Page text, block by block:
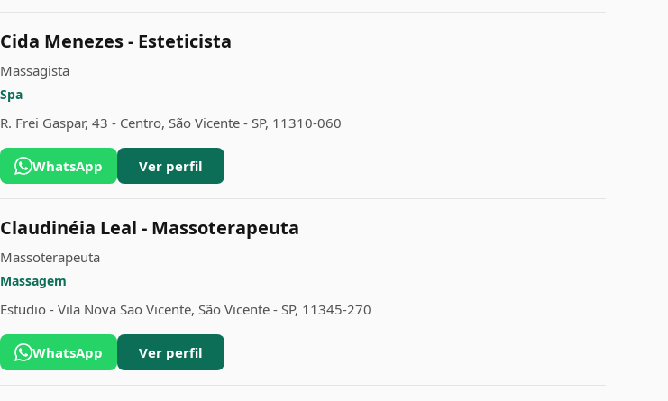
Cida Menezes - Esteticista
Massagista
Spa
R. Frei Gaspar, 43 - Centro, São Vicente - SP, 11310-060
WhatsApp Ver perfil
Claudinéia Leal - Massoterapeuta
Massoterapeuta
Massagem
Estudio - Vila Nova Sao Vicente, São Vicente - SP, 11345-270
WhatsApp Ver perfil